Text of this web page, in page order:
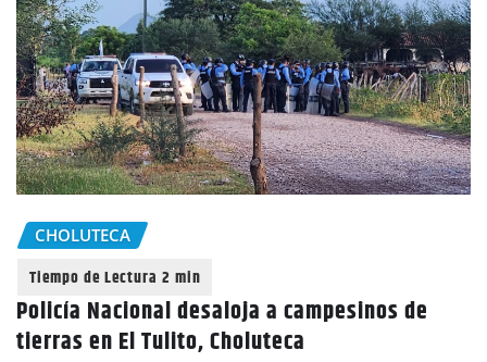
CHOLUTECA
Policía Nacional desaloja a campesinos de
tierras en El Tulito, Choluteca